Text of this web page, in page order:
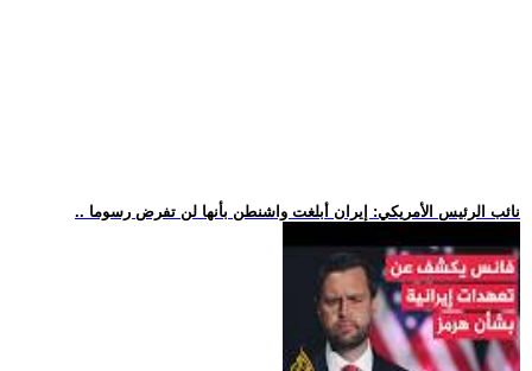
.. نائب الرئيس الأمريكي: إيران أبلغت واشنطن بأنها لن تفرض رسوما